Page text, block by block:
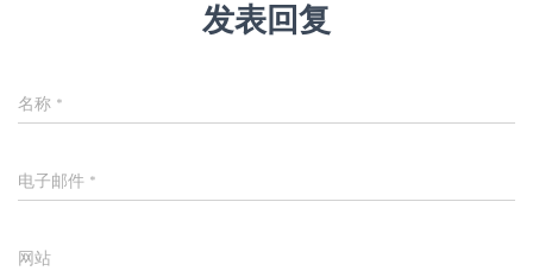
发表回复
名称 *
电子邮件 *
网站